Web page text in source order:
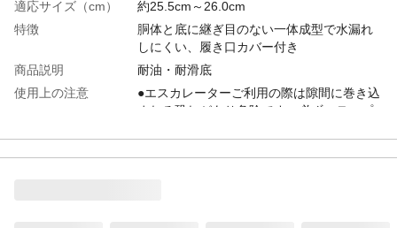
適応サイズ（cm）
約25.5cm～26.0cm
特徴
胴体と底に継ぎ目のない一体成型で水漏れ
しにくい、履き口カバー付き
商品説明
耐油・耐滑底
使用上の注意
●エスカレーターご利用の際は隙間に巻き込
まれる恐れがあり危険です。必ずステップ